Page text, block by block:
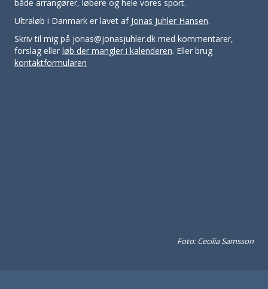
både arrangører, løbere og hele vores sport.
Ultraløb i Danmark er lavet af Jonas Juhler Hansen.
Skriv til mig på jonas@jonasjuhler.dk med kommentarer,
forslag eller løb der mangler i kalenderen. Eller brug
kontaktformularen
Foto: Cecilia Samsson